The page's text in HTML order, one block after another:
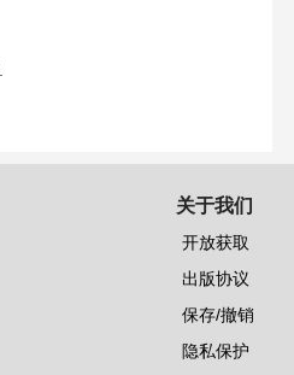
关于我们
开放获取
出版协议
保存/撤销
隐私保护